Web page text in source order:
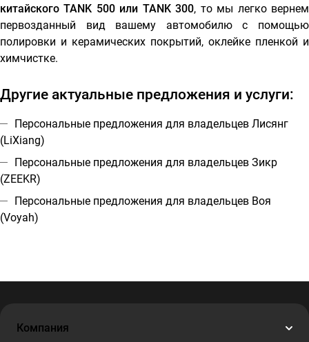
китайского TANK 500 или TANK 300, то мы легко вернем
первозданный вид вашему автомобилю с помощью
полировки и керамических покрытий, оклейке пленкой и
химчистке.
Другие актуальные предложения и услуги:
Персональные предложения для владельцев Лисянг
(LiXiang)
Персональные предложения для владельцев Зикр
(ZEEKR)
Персональные предложения для владельцев Воя
(Voyah)
Компания